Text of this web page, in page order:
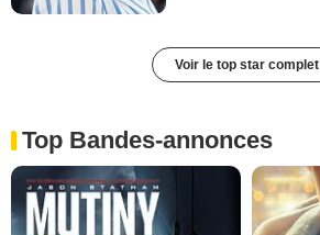
Voir le top star complet
Top Bandes-annonces